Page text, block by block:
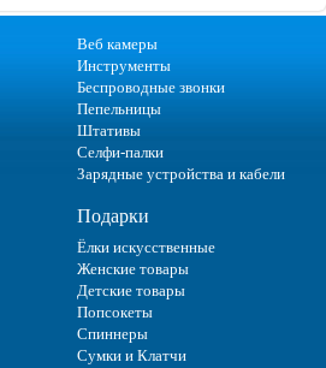
Веб камеры
Инструменты
Беспроводные звонки
Пепельницы
Штативы
Селфи-палки
Зарядные устройства и кабели
Подарки
Ёлки искусственные
Женские товары
Детские товары
Попсокеты
Спиннеры
Сумки и Клатчи